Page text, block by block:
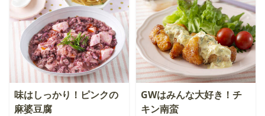
味はしっかり！ピンクの
麻婆豆腐
GWはみんな大好き！チ
キン南蛮